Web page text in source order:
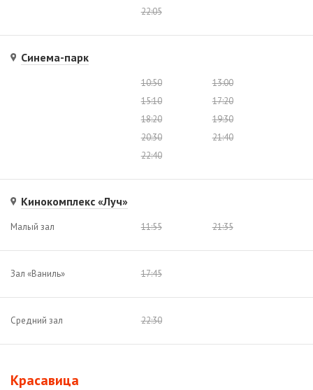
22:05
Синема-парк
10:50
13:00
15:10
17:20
18:20
19:30
20:30
21:40
22:40
Кинокомплекс «Луч»
Малый зал 11:55 21:35
Зал «Ваниль» 17:45
Средний зал 22:30
Красавица